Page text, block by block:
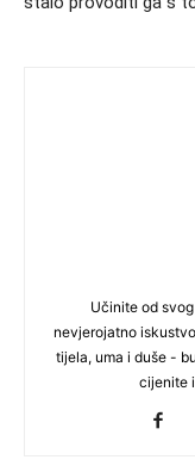
Učinite od
nevjerojatno
tijela, uma i duše -
cijenite